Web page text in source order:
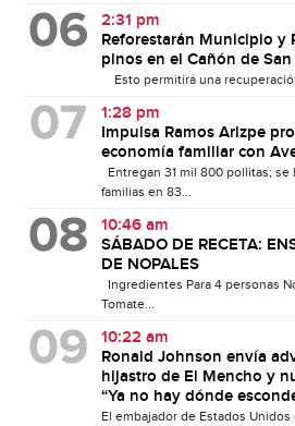
2:31 pm
Reforestarán Municipio y
pinos en el Cañón de
Esto permitirá una
1:28 pm
Impulsa Ramos Arizpe
economía familiar con
Entregan 31 mil 800 pollitas;
familias en 83...
10:46 am
SÁBADO DE RECETA:
DE NOPALES
Ingredientes Para 4 personas
Tomate...
10:22 am
Ronald Johnson envía
hijastro de El Mencho y
“Ya no hay dónde
El embajador de Estados